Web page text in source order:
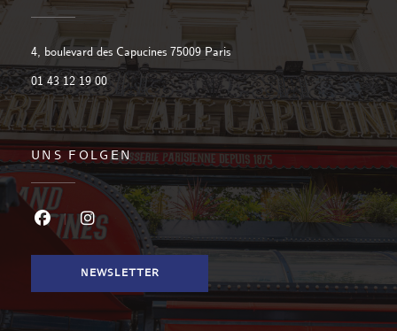
4, boulevard des Capucines 75009 Paris((öffnet ein neues Fenster))
01 43 12 19 00
UNS FOLGEN
Facebook ((öffnet ein neues Fenster))
Instagram ((öffnet ein neues Fenster))
NEWSLETTER